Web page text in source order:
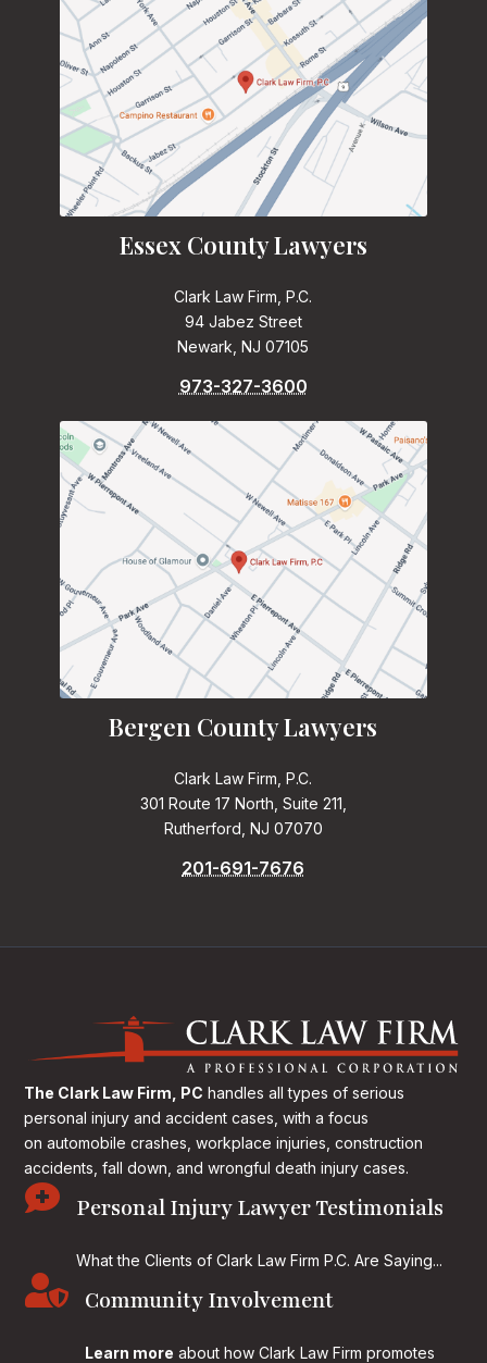
Essex County Lawyers
Clark Law Firm, P.C.
94 Jabez Street
Newark, NJ 07105
973-327-3600
Bergen County Lawyers
Clark Law Firm, P.C.
301 Route 17 North, Suite 211,
Rutherford, NJ 07070
201-691-7676
The Clark Law Firm, PC handles all types of serious
personal injury and accident cases, with a focus
on automobile crashes, workplace injuries, construction
accidents, fall down, and wrongful death injury cases.
 Personal Injury Lawyer Testimonials
What the Clients of Clark Law Firm P.C. Are Saying...
 Community Involvement
Learn more about how Clark Law Firm promotes